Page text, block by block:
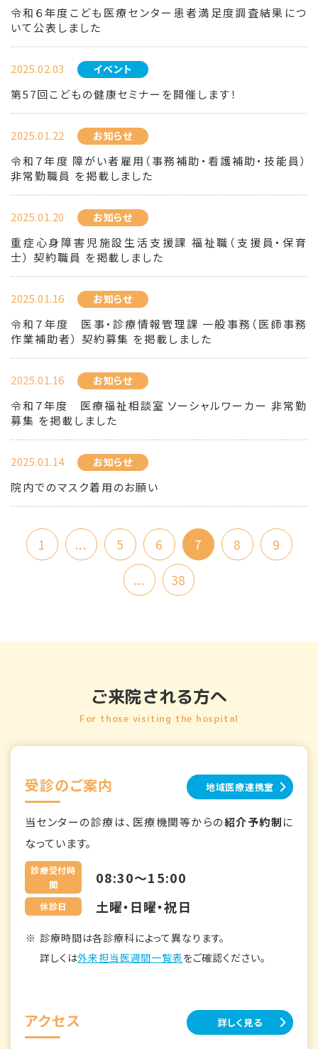
令和６年度こども医療センター患者満足度調査結果につ
いて公表しました
2025.02.03 イベント
第57回こどもの健康セミナーを開催します！
2025.01.22 お知らせ
令和７年度 障がい者雇用（事務補助・看護補助・技能員）
非常勤職員 を掲載しました
2025.01.20 お知らせ
重症心身障害児施設生活支援課 福祉職（支援員・保育
士） 契約職員 を掲載しました
2025.01.16 お知らせ
令和７年度 医事・診療情報管理課 一般事務（医師事務
作業補助者） 契約募集 を掲載しました
2025.01.16 お知らせ
令和７年度 医療福祉相談室 ソーシャルワーカー 非常勤
募集 を掲載しました
2025.01.14 お知らせ
院内でのマスク着用のお願い
1 ... 5 6 7 8
9
...
38
ご来院される方へ
For those visiting the hospital
受診のご案内 地域医療連携室
当センターの診療は、医療機関等からの紹介予約制に
なっています。
診療受付時
間
08:30～15:00
休診日 土曜・日曜・祝日
診療時間は各診療科によって異なります。
詳しくは外来担当医週間一覧表をご確認ください。
アクセス 詳しく見る